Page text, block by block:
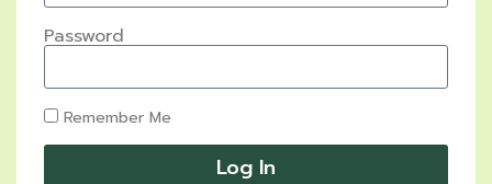
Password
Remember Me
Log In